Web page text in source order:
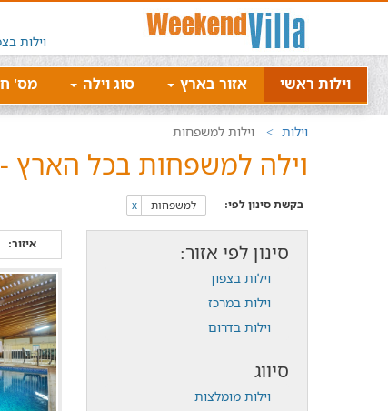
וילות
וילות ראשי אזור בארץ סוג וילה מס'
וילות וילות למשפחות
וילה למשפחות בכל הארץ -
בקשת סינון לפי: x למשפחות
סינון לפי אזור:
וילות בצפון
וילות במרכז
וילות בדרום
סיווג
וילות מומלצות
איזור: